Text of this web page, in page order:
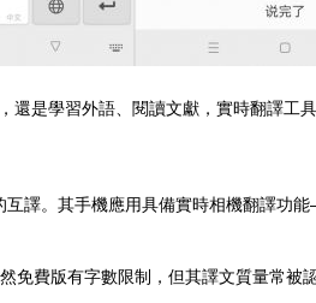
是學習外語、閱讀文獻，實時翻譯
譯。其手機應用具備實時相機翻譯功
免費版有字數限制，但其譯文質量常